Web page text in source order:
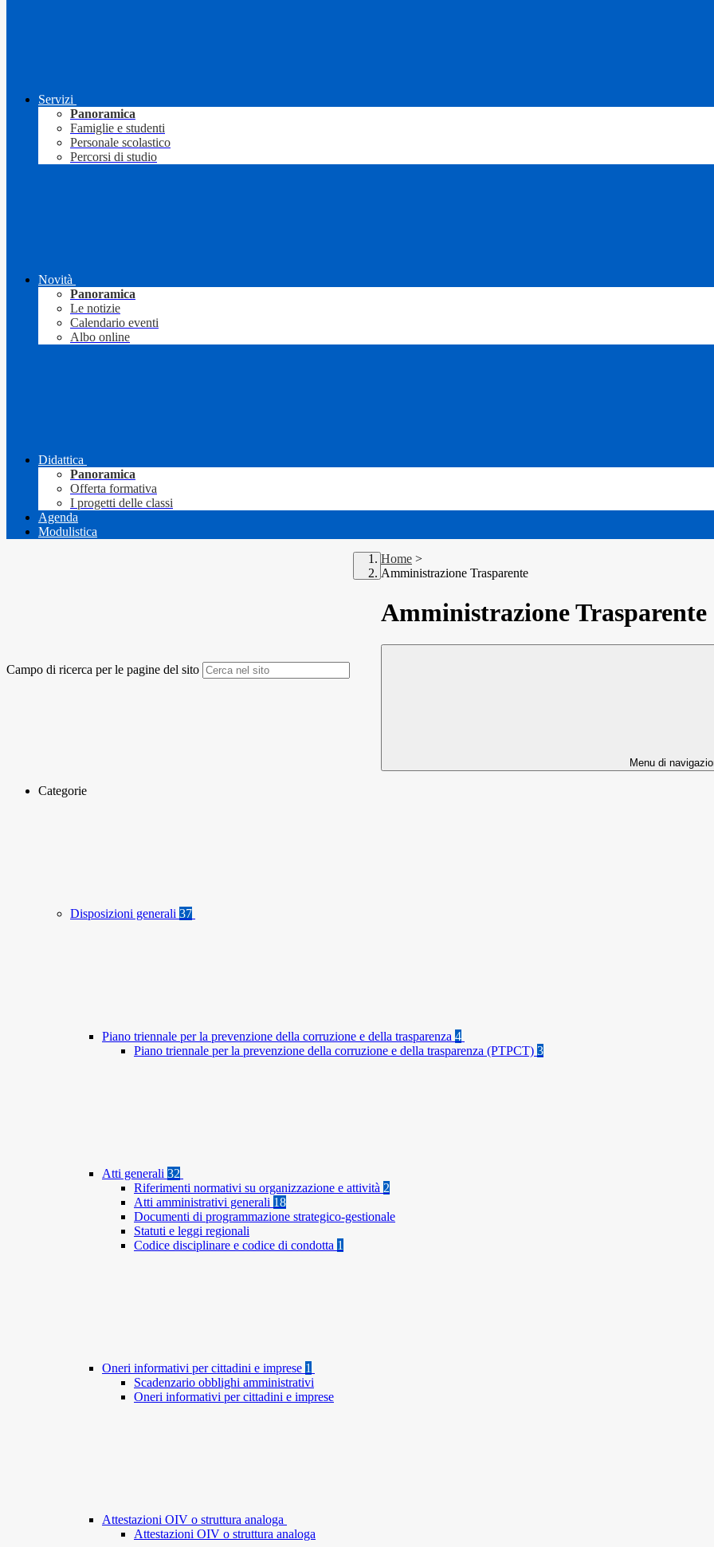
Servizi
Panoramica
Famiglie e studenti
Personale scolastico
Percorsi di studio
Novità
Panoramica
Le notizie
Calendario eventi
Albo online
Didattica
Panoramica
Offerta formativa
I progetti delle classi
Agenda
Modulistica
Campo di ricerca per le pagine del sito
Home >
Amministrazione Trasparente
Amministrazione Trasparente
Menu di
Categorie
Disposizioni generali 37
Piano triennale per la prevenzione della corruzione e della trasparenza 4
Piano triennale per la prevenzione della corruzione e della trasparenza (PTPCT) 3
Atti generali 32
Riferimenti normativi su organizzazione e attività 2
Atti amministrativi generali 18
Documenti di programmazione strategico-gestionale
Statuti e leggi regionali
Codice disciplinare e codice di condotta 1
Oneri informativi per cittadini e imprese 1
Scadenzario obblighi amministrativi
Oneri informativi per cittadini e imprese
Attestazioni OIV o struttura analoga
Attestazioni OIV o struttura analoga